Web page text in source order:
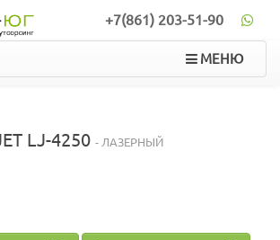
+7(861) 203-51-90
МЕНЮ
LJ-4250 - ЛАЗЕРНЫЙ